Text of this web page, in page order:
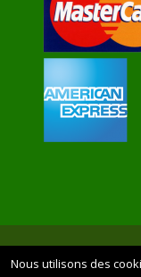
Nous utilisons des